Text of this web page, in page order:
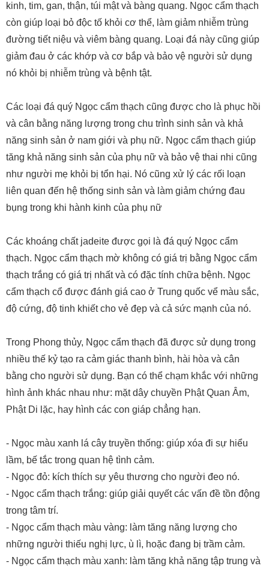
kinh, tim, gan, thận, túi mật và bàng quang. Ngọc cẩm thạch
còn giúp loại bỏ độc tố khỏi cơ thể, làm giảm nhiễm trùng
đường tiết niệu và viêm bàng quang. Loại đá này cũng giúp
giảm đau ở các khớp và cơ bắp và bảo vệ người sử dụng
nó khỏi bị nhiễm trùng và bệnh tật.
Các loại đá quý Ngọc cẩm thạch cũng được cho là phục hồi
và cân bằng năng lượng trong chu trình sinh sản và khả
năng sinh sản ở nam giới và phụ nữ. Ngọc cẩm thạch giúp
tăng khả năng sinh sản của phụ nữ và bảo vệ thai nhi cũng
như người mẹ khỏi bị tổn hại. Nó cũng xử lý các rối loạn
liên quan đến hệ thống sinh sản và làm giảm chứng đau
bụng trong khi hành kinh của phụ nữ
Các khoáng chất jadeite được gọi là đá quý Ngọc cẩm
thạch. Ngọc cẩm thạch mờ không có giá trị bằng Ngọc cẩm
thạch trắng có giá trị nhất và có đặc tính chữa bệnh. Ngọc
cẩm thạch cổ được đánh giá cao ở Trung quốc vể màu sắc,
độ cứng, độ tinh khiết cho vẻ đẹp và cả sức mạnh của nó.
Trong Phong thủy, Ngọc cẩm thạch đã được sử dụng trong
nhiều thế kỷ tạo ra cảm giác thanh bình, hài hòa và cân
bằng cho người sử dụng. Bạn có thể chạm khắc với những
hình ảnh khác nhau như: mặt dây chuyền Phật Quan Âm,
Phật Di lặc, hay hình các con giáp chẳng hạn.
- Ngọc màu xanh lá cây truyền thống: giúp xóa đi sự hiểu
lầm, bế tắc trong quan hệ tình cảm.
- Ngọc đỏ: kích thích sự yêu thương cho người đeo nó.
- Ngọc cẩm thạch trắng: giúp giải quyết các vấn đề tồn động
trong tâm trí.
- Ngọc cẩm thạch màu vàng: làm tăng năng lượng cho
những người thiếu nghị lực, ù lì, hoặc đang bị trầm cảm.
- Ngọc cẩm thạch màu xanh: làm tăng khả năng tập trung và